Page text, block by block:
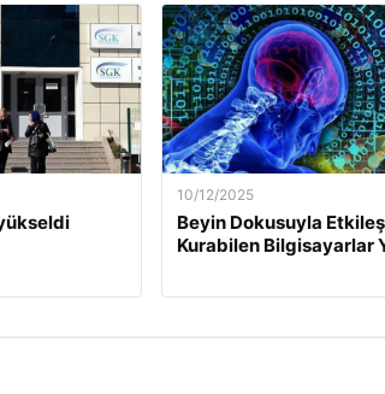
10/12/2025
Beyin Dokusuyla
Kurabilen Bilgisayarlar